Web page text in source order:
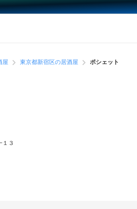
屋 東京都新宿区の居酒屋 ポシェット
３